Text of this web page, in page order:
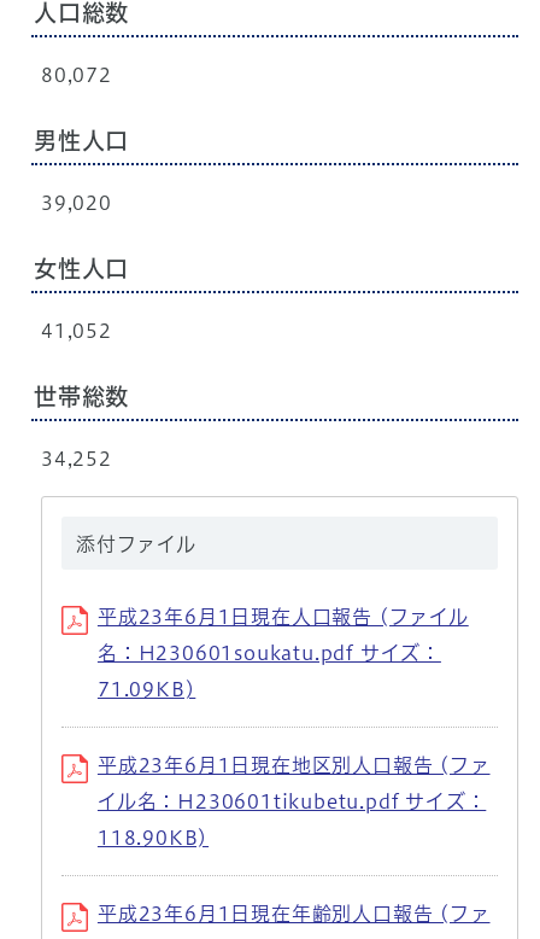
人口総数
80,072
男性人口
39,020
女性人口
41,052
世帯総数
34,252
添付ファイル
平成23年6月1日現在人口報告 (ファイル
名：H230601soukatu.pdf サイズ：
71.09KB)
平成23年6月1日現在地区別人口報告 (ファ
イル名：H230601tikubetu.pdf サイズ：
118.90KB)
平成23年6月1日現在年齢別人口報告 (ファ